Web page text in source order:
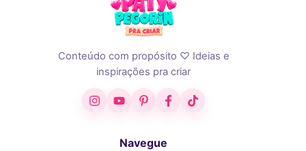
Conteúdo com propósito ♡ Ideias e
inspirações pra criar
InstagramYouTubePinterestFacebook
TikTok
Navegue